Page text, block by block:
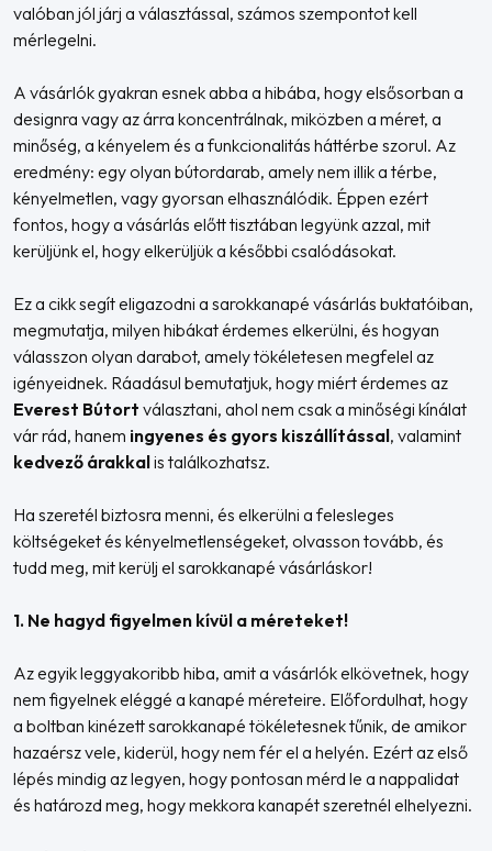
valóban jól járj a választással, számos szempontot kell
mérlegelni.
A vásárlók gyakran esnek abba a hibába, hogy elsősorban a
designra vagy az árra koncentrálnak, miközben a méret, a
minőség, a kényelem és a funkcionalitás háttérbe szorul. Az
eredmény: egy olyan bútordarab, amely nem illik a térbe,
kényelmetlen, vagy gyorsan elhasználódik. Éppen ezért
fontos, hogy a vásárlás előtt tisztában legyünk azzal, mit
kerüljünk el, hogy elkerüljük a későbbi csalódásokat.
Ez a cikk segít eligazodni a sarokkanapé vásárlás buktatóiban,
megmutatja, milyen hibákat érdemes elkerülni, és hogyan
válasszon olyan darabot, amely tökéletesen megfelel az
igényeidnek. Ráadásul bemutatjuk, hogy miért érdemes az
Everest Bútort választani, ahol nem csak a minőségi kínálat
vár rád, hanem ingyenes és gyors kiszállítással, valamint
kedvező árakkalis találkozhatsz.
Ha szeretél biztosra menni, és elkerülni a felesleges
költségeket és kényelmetlenségeket, olvasson tovább, és
tudd meg, mit kerülj el sarokkanapé vásárláskor!
1. Ne hagyd figyelmen kívül a méreteket!
Az egyik leggyakoribb hiba, amit a vásárlók elkövetnek, hogy
nem figyelnek eléggé a kanapé méreteire. Előfordulhat, hogy
a boltban kinézett sarokkanapé tökéletesnek tűnik, de amikor
hazaérsz vele, kiderül, hogy nem fér el a helyén. Ezért az első
lépés mindig az legyen, hogy pontosan mérd le a nappalidat
és határozd meg, hogy mekkora kanapét szeretnél elhelyezni.